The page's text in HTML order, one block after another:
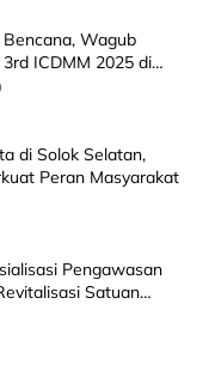
Wagub
ICDMM 2025 di
di Solok Selatan,
Peran Masyarakat
Pengawasan
Satuan